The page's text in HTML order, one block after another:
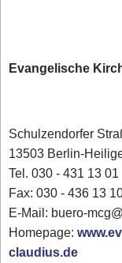
Evangelische
Schulzendorfer
13503 Berlin-
Tel. 030 - 431 13 01
Fax: 030 - 436 13
E-Mail: buero-
Homepage:
claudius.de